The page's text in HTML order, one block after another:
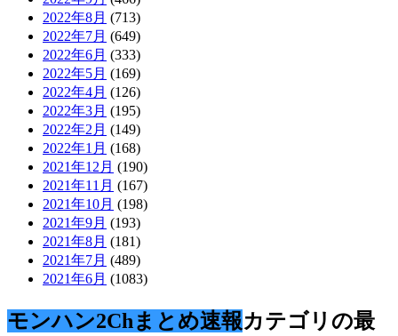
2022年8月 (713)
2022年7月 (649)
2022年6月 (333)
2022年5月 (169)
2022年4月 (126)
2022年3月 (195)
2022年2月 (149)
2022年1月 (168)
2021年12月 (190)
2021年11月 (167)
2021年10月 (198)
2021年9月 (193)
2021年8月 (181)
2021年7月 (489)
2021年6月 (1083)
モンハン2Chまとめ速報カテゴリの最